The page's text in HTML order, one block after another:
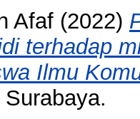
Afaf (2022)
terhadap
Ilmu